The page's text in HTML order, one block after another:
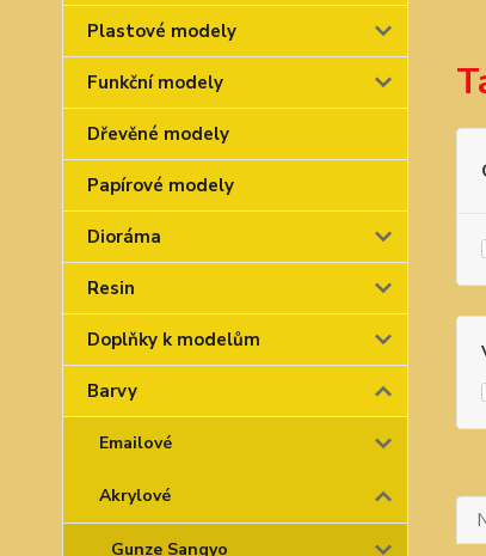
Plastové modely
Funkční modely
Dřevěné modely
Papírové modely
Dioráma
Resin
Doplňky k modelům
Barvy
Emailové
Akrylové
Gunze Sangyo